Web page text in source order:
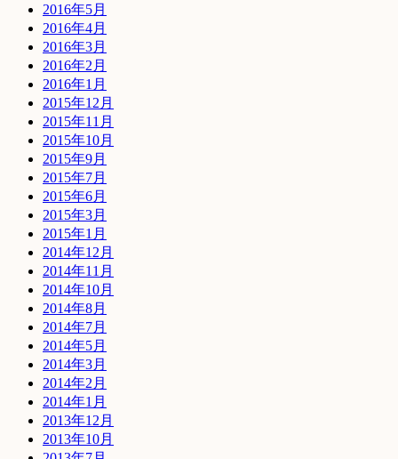
2016年5月
2016年4月
2016年3月
2016年2月
2016年1月
2015年12月
2015年11月
2015年10月
2015年9月
2015年7月
2015年6月
2015年3月
2015年1月
2014年12月
2014年11月
2014年10月
2014年8月
2014年7月
2014年5月
2014年3月
2014年2月
2014年1月
2013年12月
2013年10月